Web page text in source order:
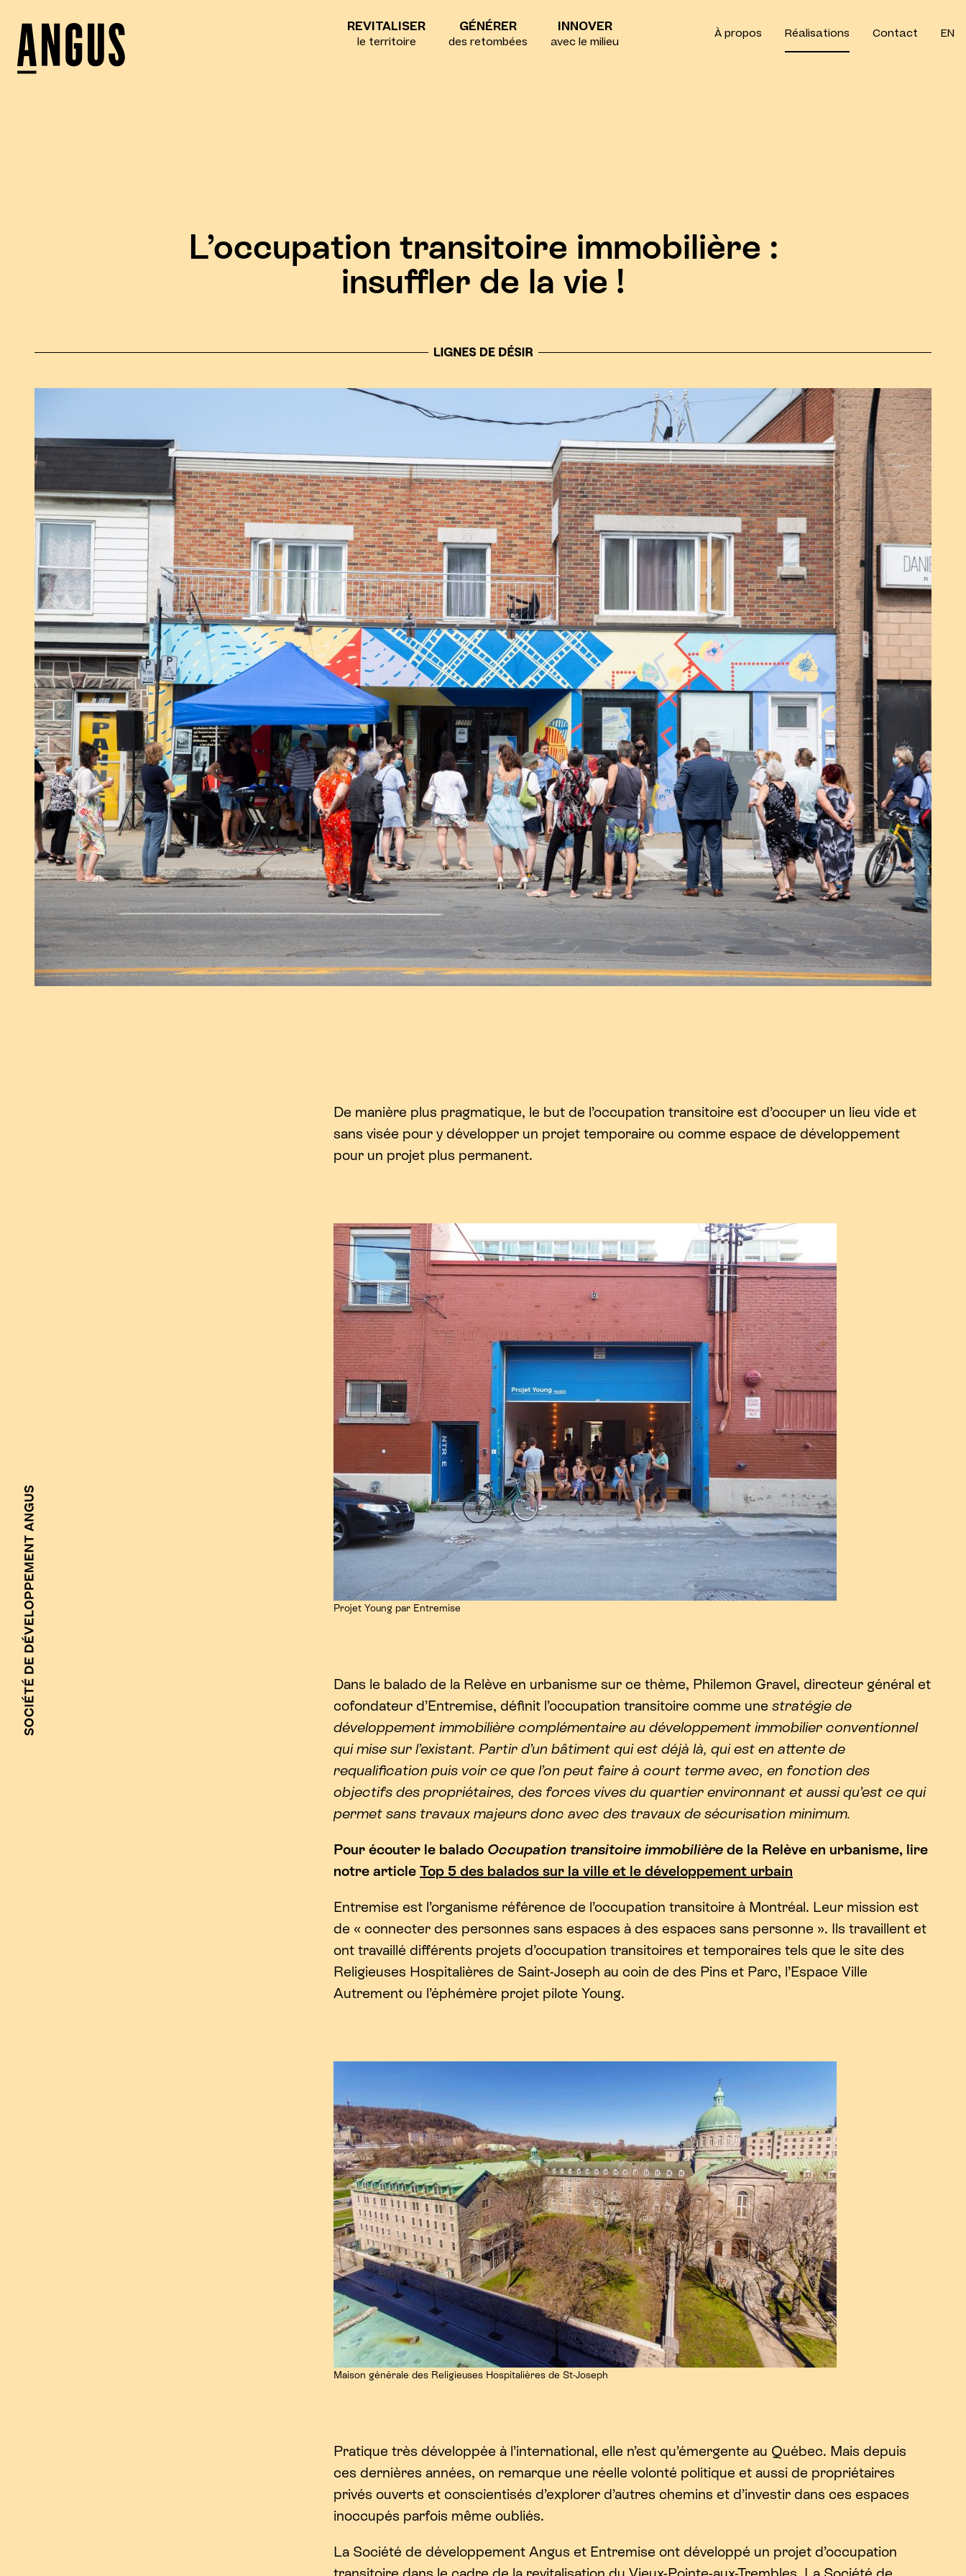
REVITALISER
le territoire
GÉNÉRER
des retombées
INNOVER
avec le milieu
À propos Réalisations Contact EN
L’occupation transitoire immobilière :
insuffler de la vie !
De manière plus pragmatique, le but de l’occupation transitoire est d’occuper un lieu vide et
sans visée pour y développer un projet temporaire ou comme espace de développement
pour un projet plus permanent.
Projet Young par Entremise
Dans le balado de la Relève en urbanisme sur ce thème, Philemon Gravel, directeur général et
cofondateur d’Entremise, définit l’occupation transitoire comme une stratégie de
développement immobilière complémentaire au développement immobilier conventionnel
qui mise sur l’existant. Partir d’un bâtiment qui est déjà là, qui est en attente de
requalification puis voir ce que l’on peut faire à court terme avec, en fonction des
objectifs des propriétaires, des forces vives du quartier environnant et aussi qu’est ce qui
permet sans travaux majeurs donc avec des travaux de sécurisation minimum.
Pour écouter le balado Occupation transitoire immobilière de la Relève en urbanisme, lire
notre article Top 5 des balados sur la ville et le développement urbain
Entremise est l’organisme référence de l’occupation transitoire à Montréal. Leur mission est
de « connecter des personnes sans espaces à des espaces sans personne ». Ils travaillent et
ont travaillé différents projets d’occupation transitoires et temporaires tels que le site des
Religieuses Hospitalières de Saint-Joseph au coin de des Pins et Parc, l’Espace Ville
Autrement ou l’éphémère projet pilote Young.
Maison générale des Religieuses Hospitalières de St-Joseph
Pratique très développée à l’international, elle n’est qu’émergente au Québec. Mais depuis
ces dernières années, on remarque une réelle volonté politique et aussi de propriétaires
privés ouverts et conscientisés d’explorer d’autres chemins et d’investir dans ces espaces
inoccupés parfois même oubliés.
La Société de développement Angus et Entremise ont développé un projet d’occupation